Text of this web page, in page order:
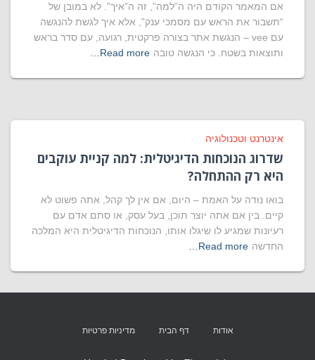
אם המאמר הקודם היה ה”למה”, זה ה”איך”. לא במובן של
“תשבור את הראש עם מסמכי ענק”, אלא איך לגשת להנגשה
עם vee – הנגשת אתר בצורה פרקטית, רגועה, עם סדר בראש
ותוצאות בשטח. כי הנגשה טובה Read more…
אינטרנט וטכנולוגיה
שדרוג הנוכחות הדיגיטלית: למה קניית עוקבים
היא רק ההתחלה?
בואו נודה על האמת – היום, אם אין לך קהל, אתה פשוט לא
קיים. בין אם אתה יוצר תוכן, בעל עסק, או סתם אדם עם
רעיונות שמגיע לו שיגלו אותו, הנוכחות הדיגיטלית היא המלכה
החדשה Read more…
אודות דף הבית מדיניות פרטיות